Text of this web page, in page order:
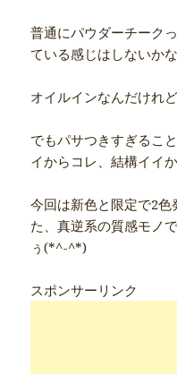
普通にパウダーチーク
ている感じはしないか
オイルインなんだけれど
でもパサつきすぎるこ
イからコレ、結構イイ
今回は新色と限定で2
た、真逆系の質感モノ
ぅ(*^-^*)
スポンサーリンク